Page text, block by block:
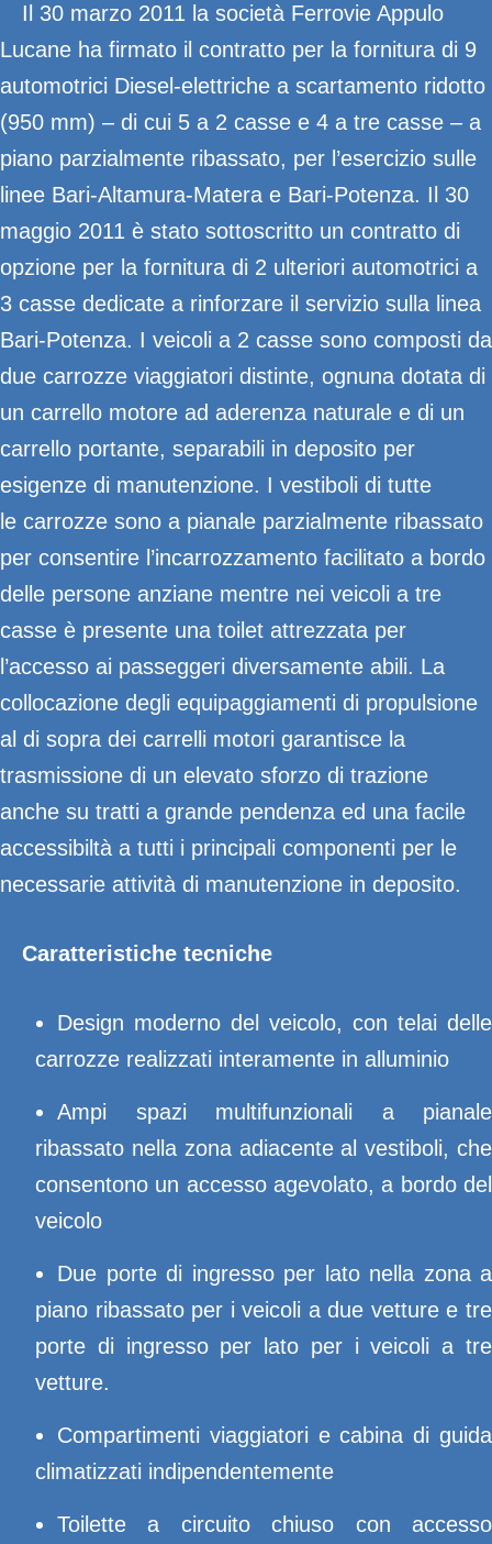
Il 30 marzo 2011 la società Ferrovie Appulo
Lucane ha firmato il contratto per la fornitura di 9
automotrici Diesel-elettriche a scartamento ridotto
(950 mm) – di cui 5 a 2 casse e 4 a tre casse – a
piano parzialmente ribassato, per l’esercizio sulle
linee Bari-Altamura-Matera e Bari-Potenza. Il 30
maggio 2011 è stato sottoscritto un contratto di
opzione per la fornitura di 2 ulteriori automotrici a
3 casse dedicate a rinforzare il servizio sulla linea
Bari-Potenza. I veicoli a 2 casse sono composti da
due carrozze viaggiatori distinte, ognuna dotata di
un carrello motore ad aderenza naturale e di un
carrello portante, separabili in deposito per
esigenze di manutenzione. I vestiboli di tutte
le carrozze sono a pianale parzialmente ribassato
per consentire l’incarrozzamento facilitato a bordo
delle persone anziane mentre nei veicoli a tre
casse è presente una toilet attrezzata per
l’accesso ai passeggeri diversamente abili. La
collocazione degli equipaggiamenti di propulsione
al di sopra dei carrelli motori garantisce la
trasmissione di un elevato sforzo di trazione
anche su tratti a grande pendenza ed una facile
accessibiltà a tutti i principali componenti per le
necessarie attività di manutenzione in deposito.
Caratteristiche tecniche
Design moderno del veicolo, con telai delle
carrozze realizzati interamente in alluminio
Ampi spazi multifunzionali a pianale
ribassato nella zona adiacente al vestiboli, che
consentono un accesso agevolato, a bordo del
veicolo
Due porte di ingresso per lato nella zona a
piano ribassato per i veicoli a due vetture e tre
porte di ingresso per lato per i veicoli a tre
vetture.
Compartimenti viaggiatori e cabina di guida
climatizzati indipendentemente
Toilette a circuito chiuso con accesso